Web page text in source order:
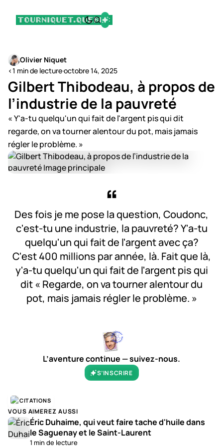
Olivier Niquet
<1 min de lecture·octobre 14, 2025
Gilbert Thibodeau, à propos de
l’industrie de la pauvreté
« Y'a-tu quelqu'un qui fait de l'argent pis qui dit
regarde, on va tourner alentour du pot, mais jamais
régler le problème. »
Des fois je me pose la question, Coudonc,
c'est-tu une industrie, la pauvreté? Y'a-tu
quelqu'un qui fait de l'argent avec ça?
C'est 400 millions par année, là. Fait que là,
y'a-tu quelqu'un qui fait de l'argent pis qui
dit « Regarde, on va tourner alentour du
pot, mais jamais régler le problème. »
L’aventure continue — suivez-nous.
S’INSCRIRE
CITATIONS
VOUS AIMEREZ AUSSI
Éric Duhaime, qui veut faire tache d'huile dans
le Saguenay et le Saint-Laurent
1 min de lecture